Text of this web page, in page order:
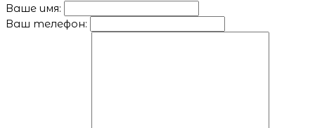
Ваше имя:
Ваш телефон: